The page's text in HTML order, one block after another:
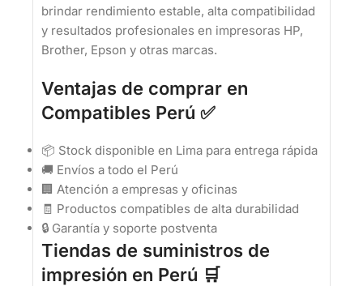
brindar rendimiento estable, alta compatibilidad
y resultados profesionales en impresoras HP,
Brother, Epson y otras marcas.
Ventajas de comprar en
Compatibles Perú ✅
📦 Stock disponible en Lima para entrega rápida
🚚 Envíos a todo el Perú
🏢 Atención a empresas y oficinas
🧾 Productos compatibles de alta durabilidad
🔒 Garantía y soporte postventa
Tiendas de suministros de
impresión en Perú 🛒